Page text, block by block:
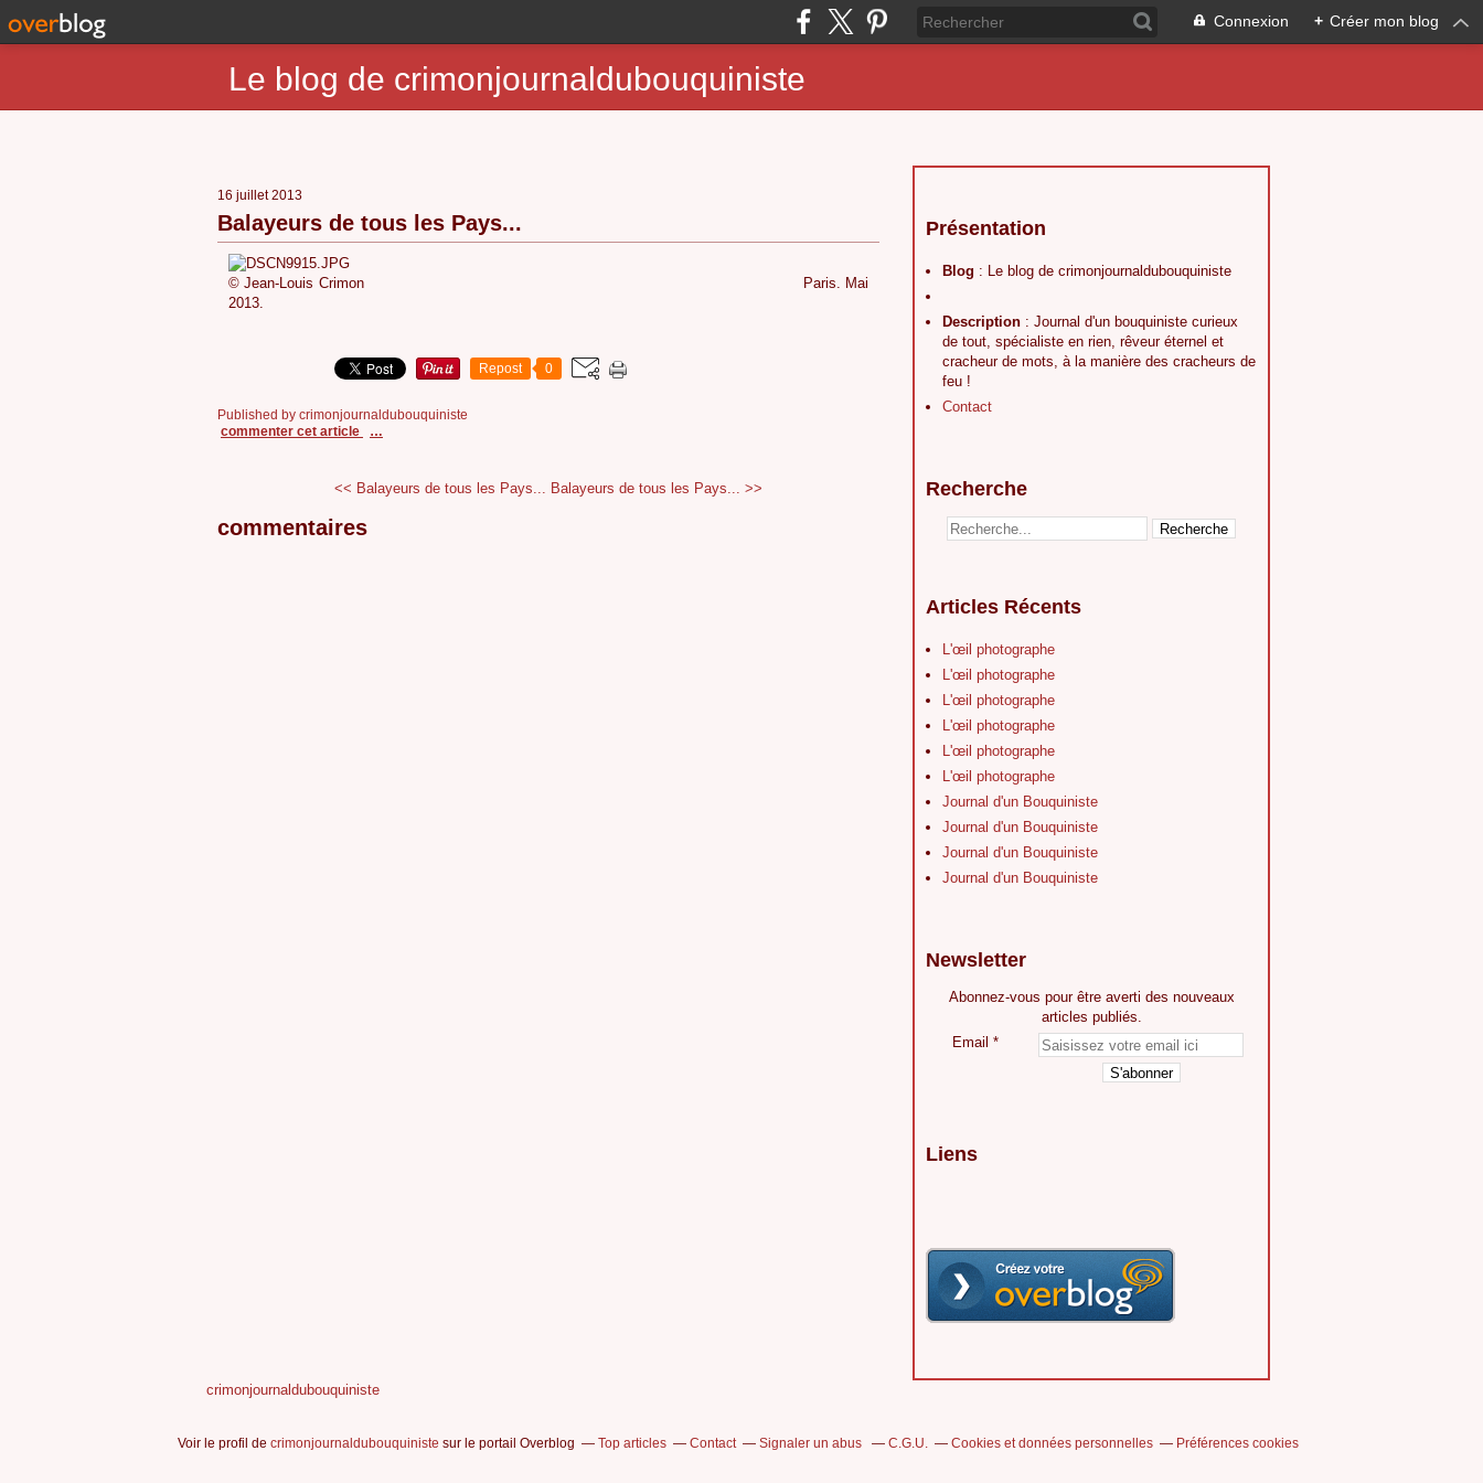
Connexion + Créer mon blog
Le blog de crimonjournaldubouquiniste
16 juillet 2013
Balayeurs de tous les Pays...
© Jean-Louis Crimon Paris. Mai
2013.
Repost 0
Published by crimonjournaldubouquiniste
commenter cet article
…
<< Balayeurs de tous les Pays... Balayeurs de tous les Pays... >>
commentaires
Présentation
Blog : Le blog de crimonjournaldubouquiniste
Description : Journal d'un bouquiniste curieux
de tout, spécialiste en rien, rêveur éternel et
cracheur de mots, à la manière des cracheurs de
feu !
Contact
Recherche
Articles Récents
L'œil photographe
L'œil photographe
L'œil photographe
L'œil photographe
L'œil photographe
L'œil photographe
Journal d'un Bouquiniste
Journal d'un Bouquiniste
Journal d'un Bouquiniste
Journal d'un Bouquiniste
Newsletter
Abonnez-vous pour être averti des nouveaux
articles publiés.
Email
Liens
crimonjournaldubouquiniste
Voir le profil de crimonjournaldubouquiniste sur le portail Overblog Top articles Contact Signaler un abus C.G.U. Cookies et données personnelles Préférences cookies